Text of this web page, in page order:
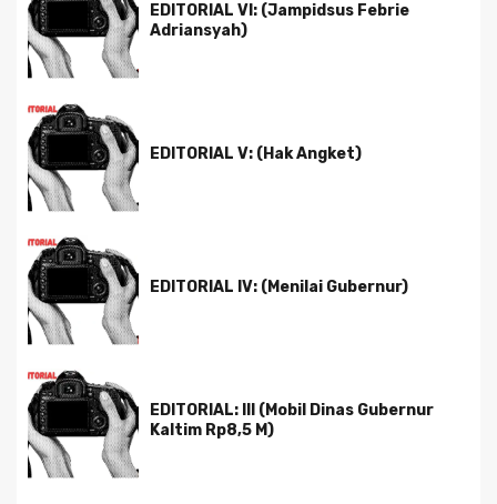
EDITORIAL VI: (Jampidsus Febrie
Adriansyah)
EDITORIAL V: (Hak Angket)
EDITORIAL IV: (Menilai Gubernur)
EDITORIAL: III (Mobil Dinas Gubernur
Kaltim Rp8,5 M)